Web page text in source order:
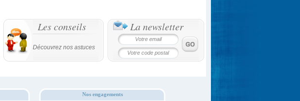
Les conseils
Découvrez nos astuces
La newsletter
Nos engagements